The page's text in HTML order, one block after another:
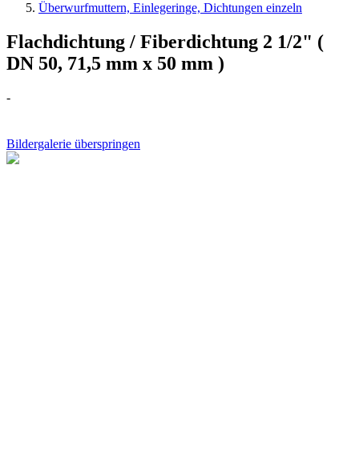
Überwurfmuttern, Einlegeringe, Dichtungen einzeln
Flachdichtung / Fiberdichtung 2 1/2" (
DN 50, 71,5 mm x 50 mm )
-
Bildergalerie überspringen